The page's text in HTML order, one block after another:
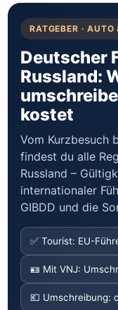
RATGEBER · AUTO
Deutscher
Russland:
kostet
Vom Kurzbesuch
findest du alle
Russland –
internationaler
GIBDD und die
✅ Tourist: EU-
🪪 Mit VNJ:
💶 Umschreibung: